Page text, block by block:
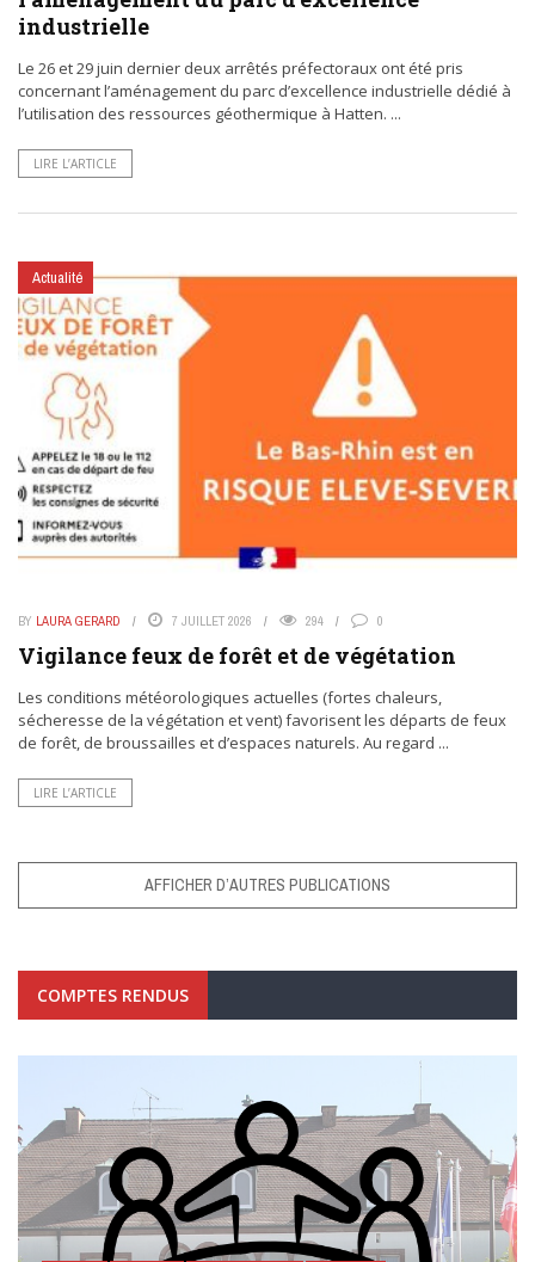
industrielle
Le 26 et 29 juin dernier deux arrêtés préfectoraux ont été pris
concernant l’aménagement du parc d’excellence industrielle dédié à
l’utilisation des ressources géothermique à Hatten. ...
LIRE L’ARTICLE
Actualité
BY LAURA GERARD 7 JUILLET 2026 294 0
Vigilance feux de forêt et de végétation
Les conditions météorologiques actuelles (fortes chaleurs,
sécheresse de la végétation et vent) favorisent les départs de feux
de forêt, de broussailles et d’espaces naturels. Au regard ...
LIRE L’ARTICLE
AFFICHER D’AUTRES PUBLICATIONS
COMPTES RENDUS